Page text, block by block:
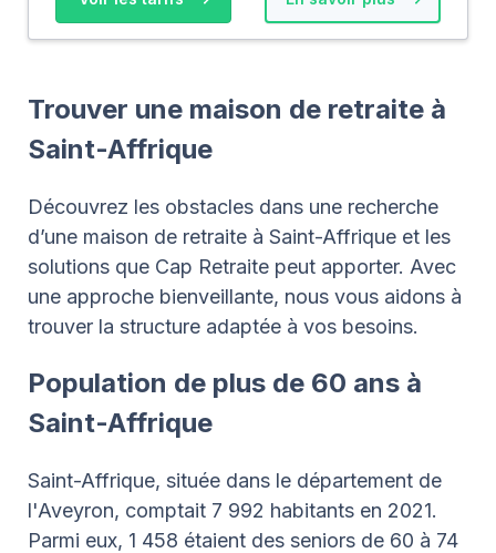
Trouver une maison de retraite à
Saint-Affrique
Découvrez les obstacles dans une recherche
d’une maison de retraite à Saint-Affrique et les
solutions que Cap Retraite peut apporter. Avec
une approche bienveillante, nous vous aidons à
trouver la structure adaptée à vos besoins.
Population de plus de 60 ans à
Saint-Affrique
Saint-Affrique, située dans le département de
l'Aveyron, comptait 7 992 habitants en 2021.
Parmi eux, 1 458 étaient des seniors de 60 à 74